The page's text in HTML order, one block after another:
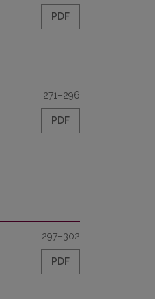
PDF
271–296
PDF
297–302
PDF